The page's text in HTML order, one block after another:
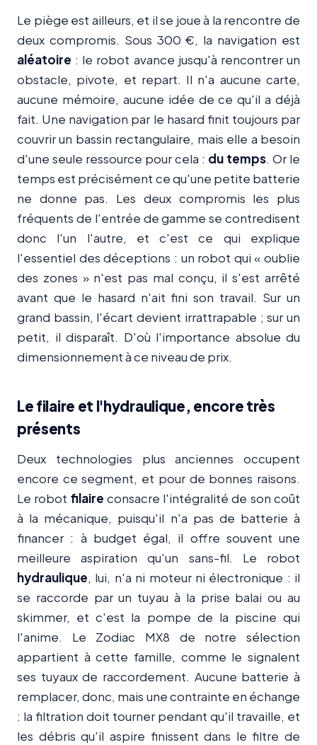
Le piège est ailleurs, et il se joue à la rencontre de
deux compromis. Sous 300 €, la navigation est
aléatoire : le robot avance jusqu'à rencontrer un
obstacle, pivote, et repart. Il n'a aucune carte,
aucune mémoire, aucune idée de ce qu'il a déjà
fait. Une navigation par le hasard finit toujours par
couvrir un bassin rectangulaire, mais elle a besoin
d'une seule ressource pour cela : du temps. Or le
temps est précisément ce qu'une petite batterie
ne donne pas. Les deux compromis les plus
fréquents de l'entrée de gamme se contredisent
donc l'un l'autre, et c'est ce qui explique
l'essentiel des déceptions : un robot qui « oublie
des zones » n'est pas mal conçu, il s'est arrêté
avant que le hasard n'ait fini son travail. Sur un
grand bassin, l'écart devient irrattrapable ; sur un
petit, il disparaît. D'où l'importance absolue du
dimensionnement à ce niveau de prix.
Le filaire et l'hydraulique, encore très
présents
Deux technologies plus anciennes occupent
encore ce segment, et pour de bonnes raisons.
Le robot filaire consacre l'intégralité de son coût
à la mécanique, puisqu'il n'a pas de batterie à
financer : à budget égal, il offre souvent une
meilleure aspiration qu'un sans-fil. Le robot
hydraulique, lui, n'a ni moteur ni électronique : il
se raccorde par un tuyau à la prise balai ou au
skimmer, et c'est la pompe de la piscine qui
l'anime. Le Zodiac MX8 de notre sélection
appartient à cette famille, comme le signalent
ses tuyaux de raccordement. Aucune batterie à
remplacer, donc, mais une contrainte en échange
: la filtration doit tourner pendant qu'il travaille, et
les débris qu'il aspire finissent dans le filtre de